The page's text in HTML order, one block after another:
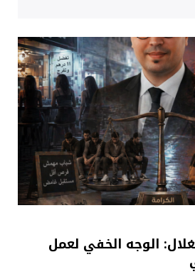
الوجه الخفي لعمل